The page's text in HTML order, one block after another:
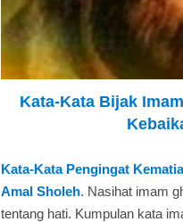
Kata-Kata Bijak
Kata-Kata Pengingat
Amal Sholeh. Nasihat imam
tentang hati. Kumpulan kata